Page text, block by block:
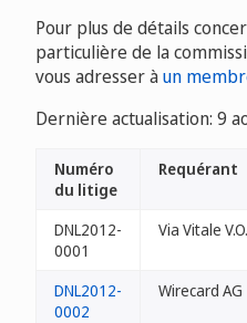
Pour plus de détails
particulière de la
vous adresser àun
Dernière actualisation: 9
Numéro
du litige
Requérant
DNL2012-
0001
Via Vitale
DNL2012-
0002
Wirecard AG